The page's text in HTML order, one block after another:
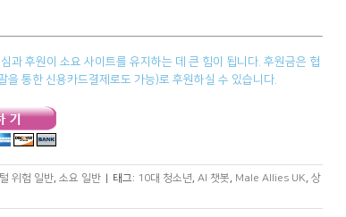
과 후원이 소요 사이트를 유지하는 데 큰 힘이 됩니다. 후원금은 협
통한 신용카드결제로도 가능)로 후원하실 수 있습니다.
위험 일반, 소요 일반 | 태그: 10대 청소년, AI 챗봇, Male Allies UK, 상